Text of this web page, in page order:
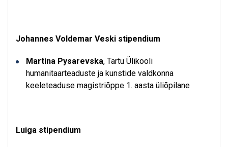
Johannes Voldemar Veski stipendium
Martina Pysarevska, Tartu Ülikooli
humanitaarteaduste ja kunstide valdkonna
keeleteaduse magistriõppe 1. aasta üliõpilane
Luiga stipendium